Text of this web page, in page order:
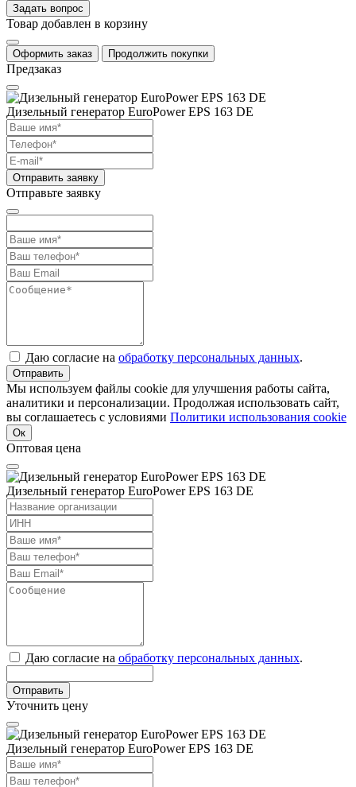
Задать вопрос
Товар добавлен в корзину
Оформить заказ Продолжить покупки
Предзаказ
Дизельный генератор EuroPower EPS 163 DE
Отправить заявку
Отправьте заявку
Даю согласие на обработку персональных данных.
Отправить
Мы используем файлы cookie для улучшения работы сайта,
аналитики и персонализации. Продолжая использовать сайт,
вы соглашаетесь с условиями Политики использования cookie
Ок
Оптовая цена
Дизельный генератор EuroPower EPS 163 DE
Даю согласие на обработку персональных данных.
Отправить
Уточнить цену
Дизельный генератор EuroPower EPS 163 DE